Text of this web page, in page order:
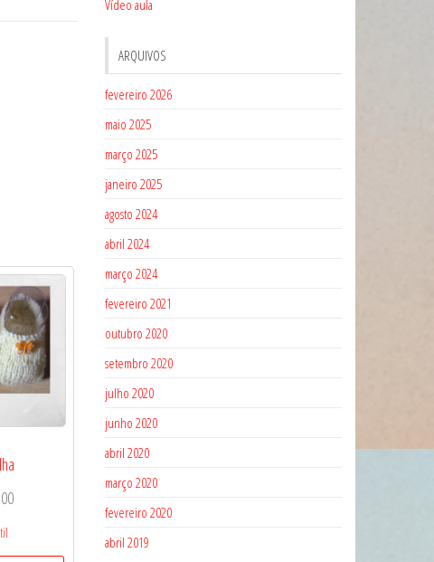
Vídeo aula
ARQUIVOS
fevereiro 2026
maio 2025
março 2025
janeiro 2025
agosto 2024
abril 2024
março 2024
fevereiro 2021
outubro 2020
setembro 2020
julho 2020
junho 2020
abril 2020
março 2020
fevereiro 2020
abril 2019